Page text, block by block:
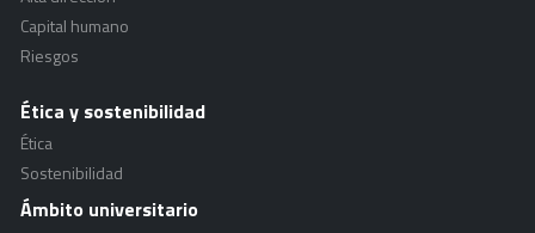
Capital humano
Riesgos
Ética y sostenibilidad
Ética
Sostenibilidad
Ámbito universitario